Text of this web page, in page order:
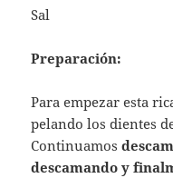
Sal
Preparación:
Para empezar esta
pelando los dientes
Continuamos
descamando y